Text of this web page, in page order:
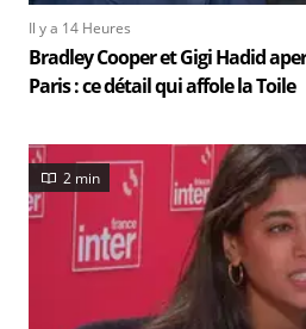
Il y a 14 Heures
Bradley Cooper et Gigi Hadid
Paris : ce détail qui affole la Toile
2 min